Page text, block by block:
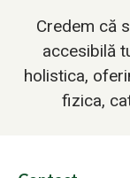
Credem că
accesibilă
holistica,
fizica,